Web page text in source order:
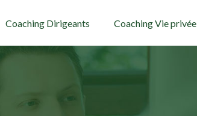
Coaching Dirigeants Coaching Vie privée